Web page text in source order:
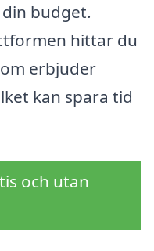
budget.
hittar du
erbjuder
kan spara tid
och utan